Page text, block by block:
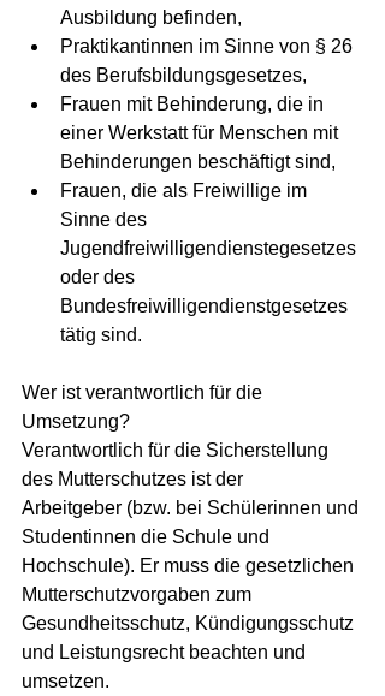
Ausbildung befinden,
Praktikantinnen im Sinne von § 26
des Berufsbildungsgesetzes,
Frauen mit Behinderung, die in
einer Werkstatt für Menschen mit
Behinderungen beschäftigt sind,
Frauen, die als Freiwillige im
Sinne des
Jugendfreiwilligendienstegesetzes
oder des
Bundesfreiwilligendienstgesetzes
tätig sind.
Wer ist verantwortlich für die
Umsetzung?
Verantwortlich für die Sicherstellung
des Mutterschutzes ist der
Arbeitgeber (bzw. bei Schülerinnen und
Studentinnen die Schule und
Hochschule). Er muss die gesetzlichen
Mutterschutzvorgaben zum
Gesundheitsschutz, Kündigungsschutz
und Leistungsrecht beachten und
umsetzen.